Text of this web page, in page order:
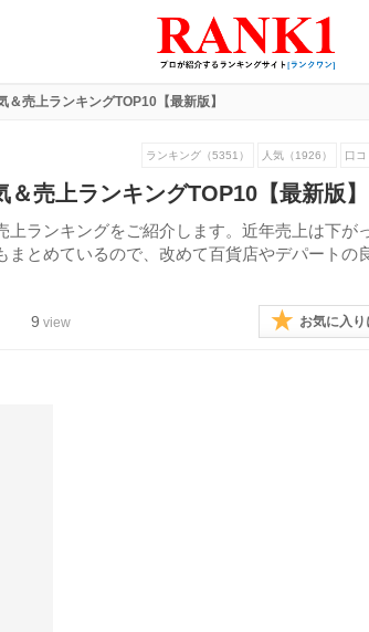
＆売上ランキングTOP10【最新版】
ランキング（5351） 人気（1926） 口コ
売上ランキングTOP10【最新版】
ランキングをご紹介します。近年売上は下が
とめているので、改めて百貨店やデパートの
9 view お気に入り